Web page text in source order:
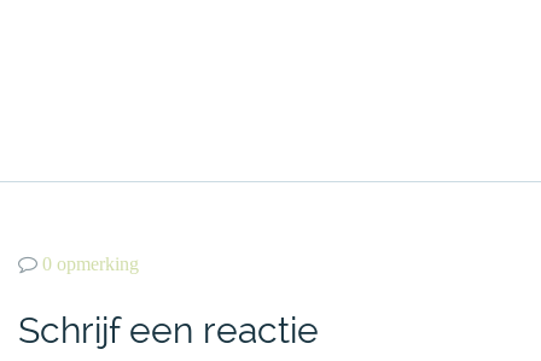
0 opmerking
Schrijf een reactie